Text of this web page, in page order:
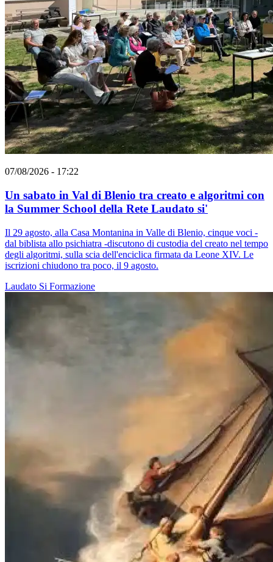
07/08/2026 - 17:22
Un sabato in Val di Blenio tra creato e algoritmi con
la Summer School della Rete Laudato si'
Il 29 agosto, alla Casa Montanina in Valle di Blenio, cinque voci -
dal biblista allo psichiatra -discutono di custodia del creato nel tempo
degli algoritmi, sulla scia dell'enciclica firmata da Leone XIV. Le
iscrizioni chiudono tra poco, il 9 agosto.
Laudato Si Formazione